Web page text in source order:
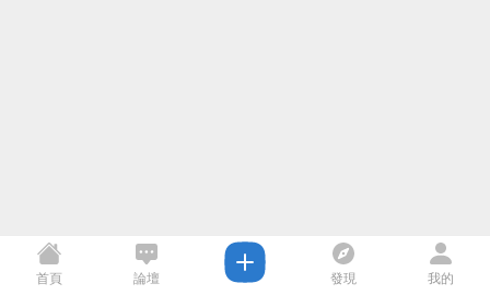
首頁 論壇 發現 我的